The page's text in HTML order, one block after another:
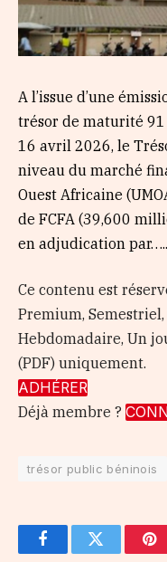
A l’issue d’une
trésor de maturité
16 avril 2026, le
niveau du marché
Ouest Africaine
de FCFA (39,600
en adjudication
Ce contenu est
Premium,
Hebdomadaire, Un
(PDF) uniquement.
ADHÉRER
Déjà membre ?
trésor public béninois
FacebookTwitter